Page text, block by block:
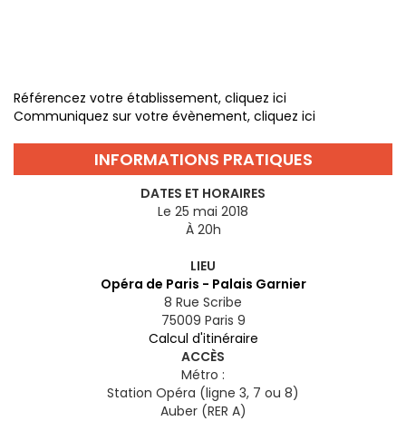
Référencez votre établissement, cliquez ici
Communiquez sur votre évènement, cliquez ici
INFORMATIONS PRATIQUES
DATES ET HORAIRES
Le 25 mai 2018
À 20h
LIEU
Opéra de Paris - Palais Garnier
8 Rue Scribe
75009 Paris 9
Calcul d'itinéraire
ACCÈS
Métro :
Station Opéra (ligne 3, 7 ou 8)
Auber (RER A)